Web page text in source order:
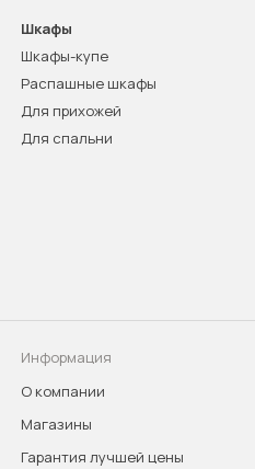
Шкафы
Шкафы-купе
Распашные шкафы
Для прихожей
Для спальни
Информация
О компании
Магазины
Гарантия лучшей цены